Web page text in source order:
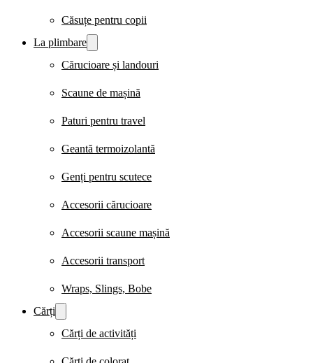
Căsuțe pentru copii
La plimbare
Cărucioare și landouri
Scaune de mașină
Paturi pentru travel
Geantă termoizolantă
Genți pentru scutece
Accesorii cărucioare
Accesorii scaune mașină
Accesorii transport
Wraps, Slings, Bobe
Cărți
Cărți de activități